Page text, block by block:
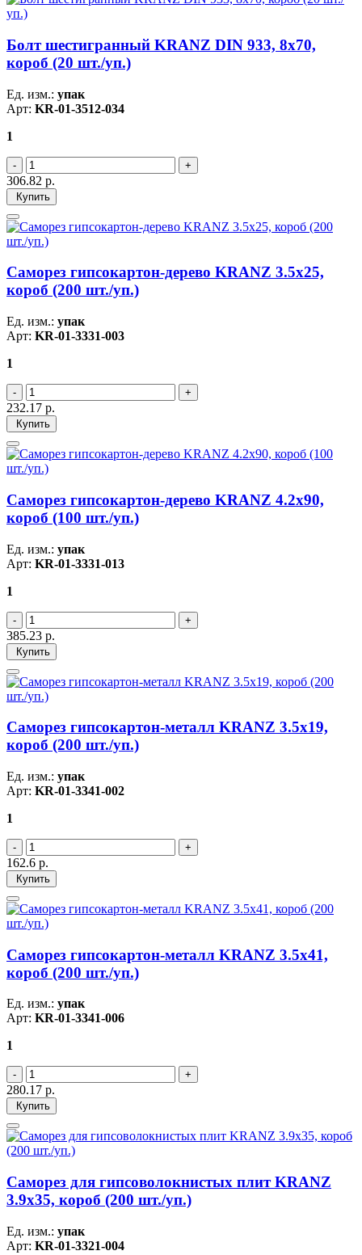
Болт шестигранный KRANZ DIN 933, 8х70,
короб (20 шт./уп.)
Ед. изм.: упак
Арт: KR-01-3512-034
1
306.82 р.
Купить
Саморез гипсокартон-дерево KRANZ 3.5х25,
короб (200 шт./уп.)
Ед. изм.: упак
Арт: KR-01-3331-003
1
232.17 р.
Купить
Саморез гипсокартон-дерево KRANZ 4.2х90,
короб (100 шт./уп.)
Ед. изм.: упак
Арт: KR-01-3331-013
1
385.23 р.
Купить
Саморез гипсокартон-металл KRANZ 3.5х19,
короб (200 шт./уп.)
Ед. изм.: упак
Арт: KR-01-3341-002
1
162.6 р.
Купить
Саморез гипсокартон-металл KRANZ 3.5х41,
короб (200 шт./уп.)
Ед. изм.: упак
Арт: KR-01-3341-006
1
280.17 р.
Купить
Саморез для гипсоволокнистых плит KRANZ
3.9х35, короб (200 шт./уп.)
Ед. изм.: упак
Арт: KR-01-3321-004